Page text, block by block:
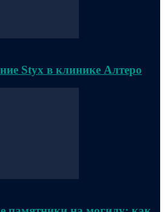
Styx в клинике Алтеро